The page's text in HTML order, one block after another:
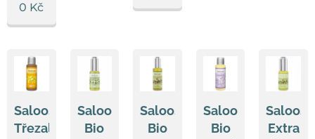
0 Kč
Saloos
Třezalkový
Saloos
Bio
Saloos
Bio
Saloos
Bio
Saloos
Extra